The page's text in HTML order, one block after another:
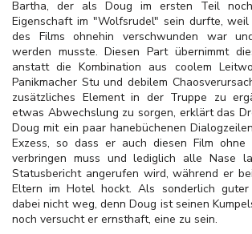
Bartha, der als Doug im ersten Teil
Eigenschaft im "Wolfsrudel" sein durfte,
des Films ohnehin verschwunden war
werden musste. Diesen Part übernimmt
anstatt die Kombination aus coolem
Panikmacher Stu und debilem
zusätzliches Element in der Truppe zu
etwas Abwechslung zu sorgen, erklärt das
Doug mit ein paar hanebüchenen
Exzess, so dass er auch diesen Film ohne
verbringen muss und lediglich alle Nase
Statusbericht angerufen wird, während er
Eltern im Hotel hockt. Als sonderlich
dabei nicht weg, denn Doug ist seinen
noch versucht er ernsthaft, eine zu sein.